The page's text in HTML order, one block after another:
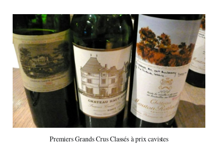
Premiers Grands Crus Classés à prix cavistes